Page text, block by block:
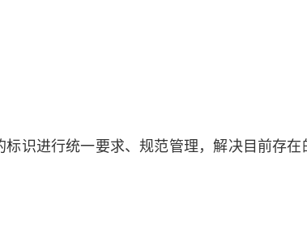
识进行统一要求、规范管理，解决目前存在